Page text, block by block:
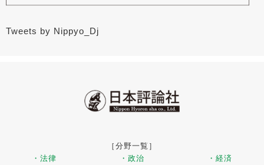
Tweets by Nippyo_Dj
［分野一覧］
・法律
・政治
・経済